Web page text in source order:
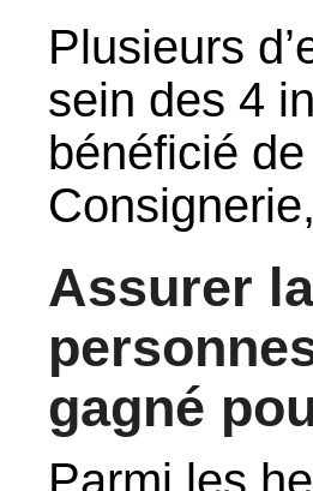
Plusieurs
sein des 4
bénéficié
Assurer
gagné